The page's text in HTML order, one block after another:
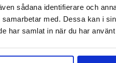
sådana identifierare och
med. Dessa kan i
har samlat in när du har